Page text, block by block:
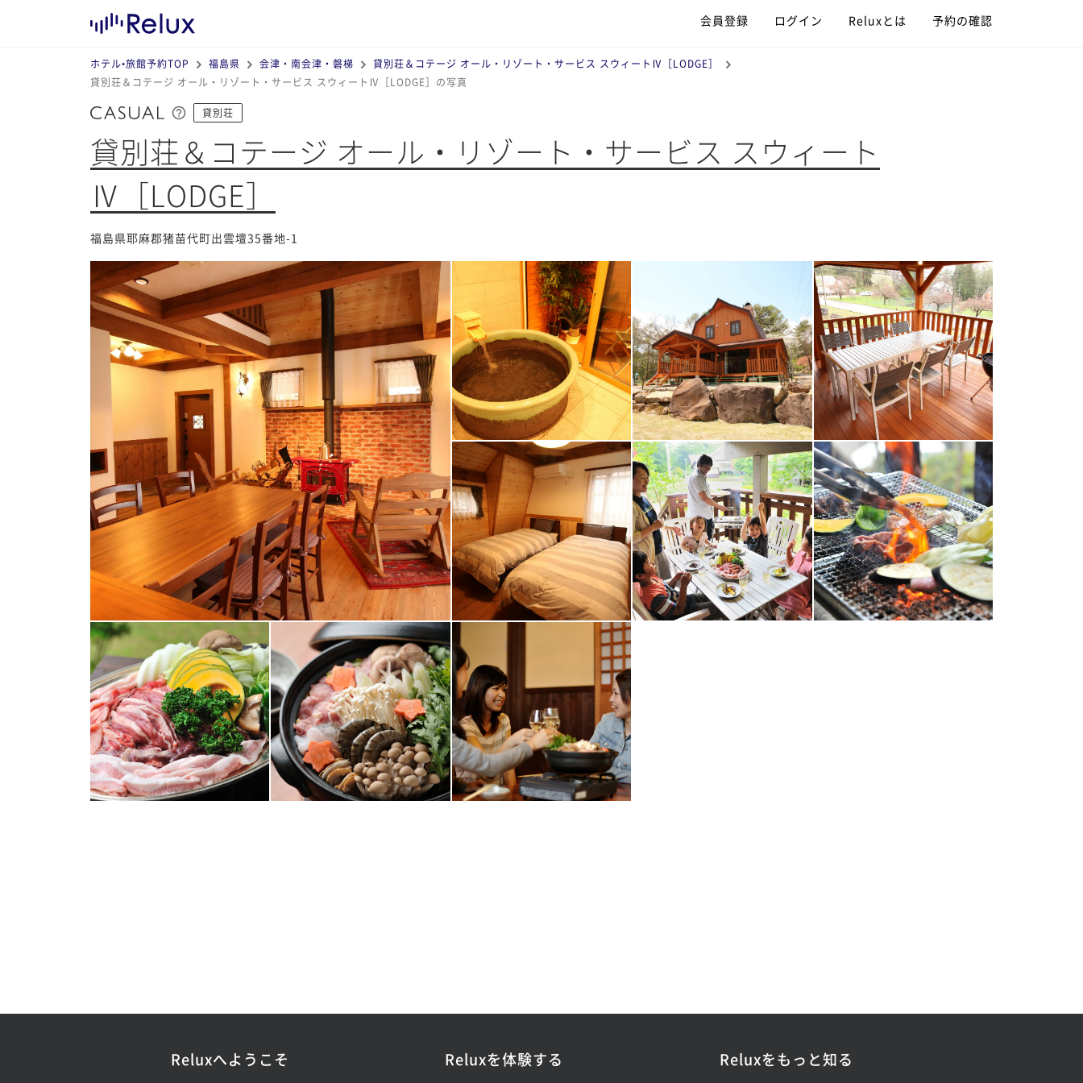
会員登録 ログイン Reluxとは 予約の確認
ホテル•旅館予約TOP 福島県 会津・南会津・磐梯
貸別荘＆コテージ オール・リゾート・サービス スウィートⅣ［LODGE］
貸別荘＆コテージ オール・リゾート・サービス スウィートⅣ［LODGE］の写真
貸別荘
貸別荘＆コテージ オール・リゾート・サービス スウィート
Ⅳ［LODGE］
福島県耶麻郡猪苗代町出雲壇35番地-1
Reluxへようこそ Reluxを体験する Reluxをもっと知る